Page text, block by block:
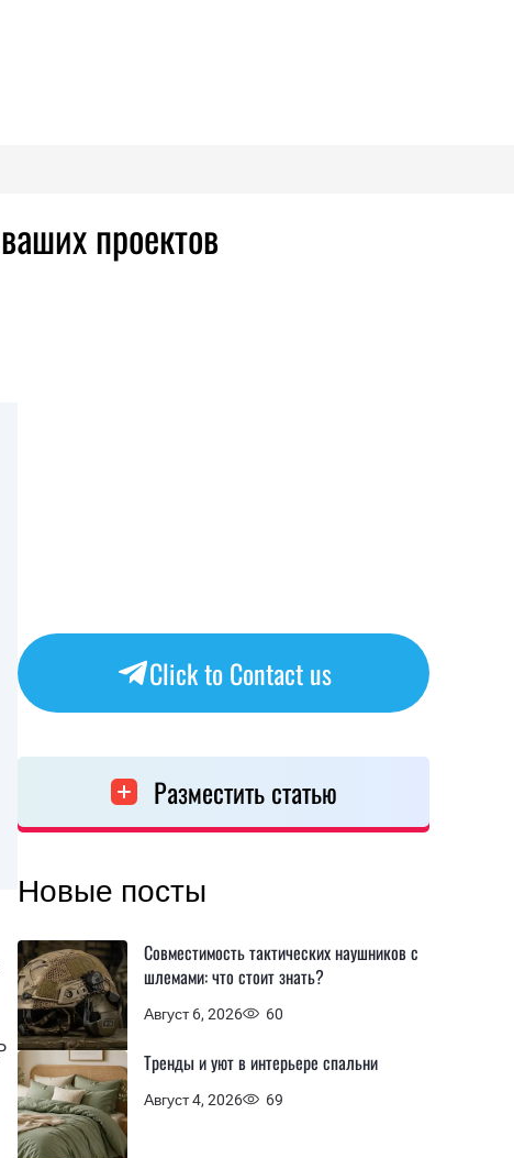
проектов
Click to Contact us
Разместить статью
Новые посты
Август 6, 2026 60
Совместимость тактических наушников с
шлемами: что стоит знать?
Август 4, 2026 69
Тренды и уют в интерьере спальни